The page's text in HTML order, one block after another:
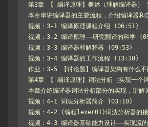
第3章 【 编译原理】概述（理解编译器
本章串讲编译器的主要流程，介绍编译器
视频：3-1 编译原理课程介绍 (06:51)
视频：3-2 编译原理——研究翻译的科学
视频：3-3 编译器和解释器 (09:53)
视频：3-4 编译器的工作流程 (13:30)
作业：3-5 【讨论题】编译器架构有什么不
第4章 【 编译原理】词法分析（实现一
本章介绍编译器词法分析部分的实现，讲
视频：4-1 词法分析器简介 (03:10)
视频：4-2 (编程lexer01)词法分析器的
视频：4-3 编译器基础能力设计——实现